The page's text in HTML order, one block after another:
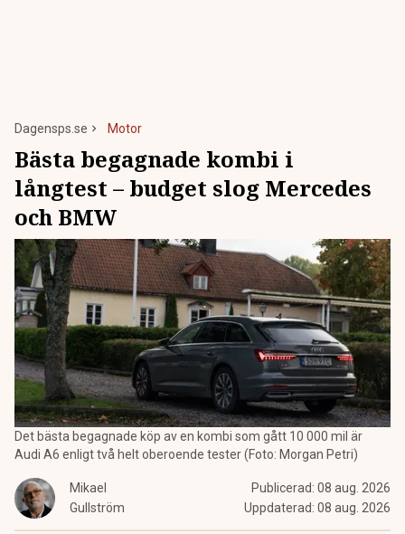
Dagensps.se Motor
Bästa begagnade kombi i
långtest – budget slog Mercedes
och BMW
Det bästa begagnade köp av en kombi som gått 10 000 mil är
Audi A6 enligt två helt oberoende tester (Foto: Morgan Petri)
Mikael
Gullström
Publicerad: 08 aug. 2026
Uppdaterad: 08 aug. 2026